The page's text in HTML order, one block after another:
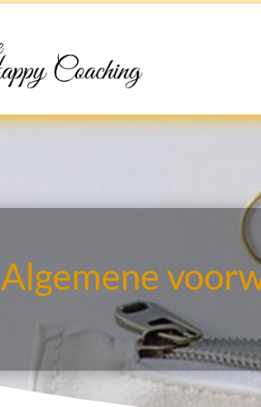
Algemene